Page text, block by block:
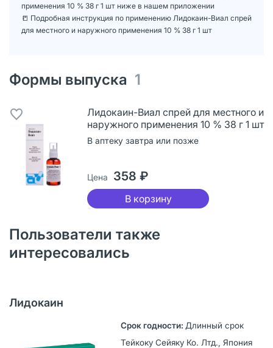
применения 10 % 38 г 1 шт ниже в нашем приложении
📒 Подробная инструкция по применению Лидокаин-Виал спрей
для местного и наружного применения 10 % 38 г 1 шт
Формы выпуска 1
Лидокаин-Виал спрей для местного и
наружного применения 10 % 38 г 1 шт
В аптеку завтра или позже
Цена 358 ₽
В корзину
Пользователи также
интересовались
Лидокаин
Длинный срок
Тейкоку Сейяку Ко. Лтд., Япония